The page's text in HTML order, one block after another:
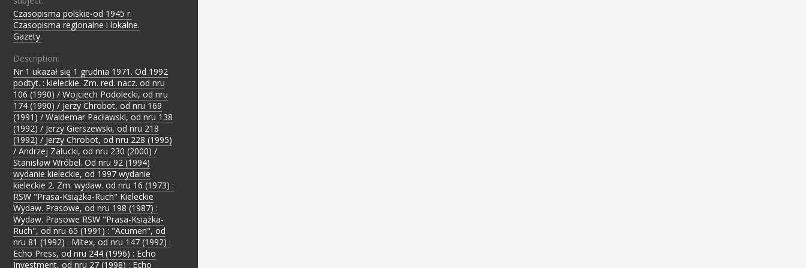
Czasopisma polskie-od 1945 r.
Czasopisma regionalne i lokalne.
Gazety.
Description:
Nr 1 ukazał się 1 grudnia 1971. Od 1992
podtyt. : kieleckie. Zm. red. nacz. od nru
106 (1990) / Wojciech Podolecki, od nru
174 (1990) / Jerzy Chrobot, od nru 169
(1991) / Waldemar Pacławski, od nru 138
(1992) / Jerzy Gierszewski, od nru 218
(1992) / Jerzy Chrobot, od nru 228 (1995)
/ Andrzej Załucki, od nru 230 (2000) /
Stanisław Wróbel. Od nru 92 (1994)
wydanie kieleckie, od 1997 wydanie
kieleckie 2. Zm. wydaw. od nru 16 (1973) :
RSW "Prasa-Książka-Ruch" Kieleckie
Wydaw. Prasowe, od nru 198 (1987) :
Wydaw. Prasowe RSW "Prasa-Książka-
Ruch", od nru 65 (1991) : "Acumen", od
nru 81 (1992) : Mitex, od nru 147 (1992) :
Echo Press, od nru 244 (1996) : Echo
Investment, od nru 27 (1998) : Echo